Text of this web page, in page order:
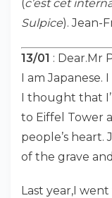
(c’est cet
Sulpice). Jean-
13/01 : Dear.Mr
I am Japanese.
I thought that
to Eiffel Tower
people’s
of the grave
Last year,I went